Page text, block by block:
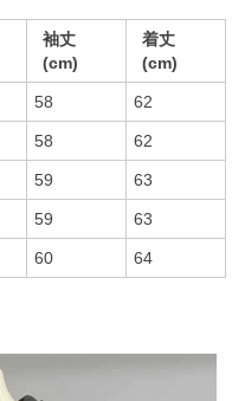
袖丈
(cm)
着丈
(cm)
58 62
58 62
59 63
59 63
60 64